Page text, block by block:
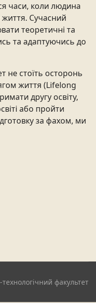
часи, коли людина
життя. Сучасний
теоретичні та
та адаптуючись до
не стоїть осторонь
життя (Lifelong
другу освіту,
або пройти
за фахом, ми
факультет